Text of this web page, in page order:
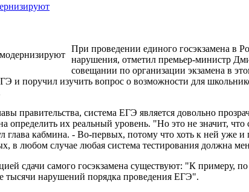
При проведении единого госэкзамена в
нарушения, отметил премьер-министр
совещании по организации экзамена в
и поручил изучить вопрос о возможности для
правительства, система ЕГЭ является довольно
определить их реальный уровень. "Но это не значит, что
глава кабмина. - Во-первых, потому что хоть к ней уже
в любом случае любая система тестирования должна
сдачи самого госэкзамена существуют: "К примеру, по
тысячи нарушений порядка проведения ЕГЭ".